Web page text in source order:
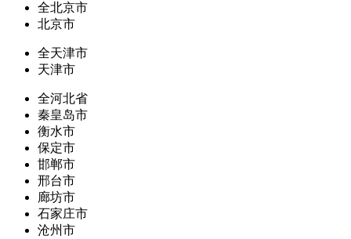
全北京市
北京市
全天津市
天津市
全河北省
秦皇岛市
衡水市
保定市
邯郸市
邢台市
廊坊市
石家庄市
沧州市